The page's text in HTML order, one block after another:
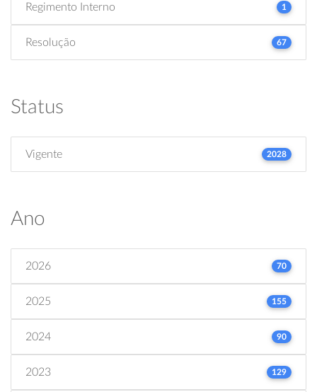
Regimento Interno 1
Resolução 67
Status
Vigente 2028
Ano
2026 70
2025 155
2024 90
2023 129